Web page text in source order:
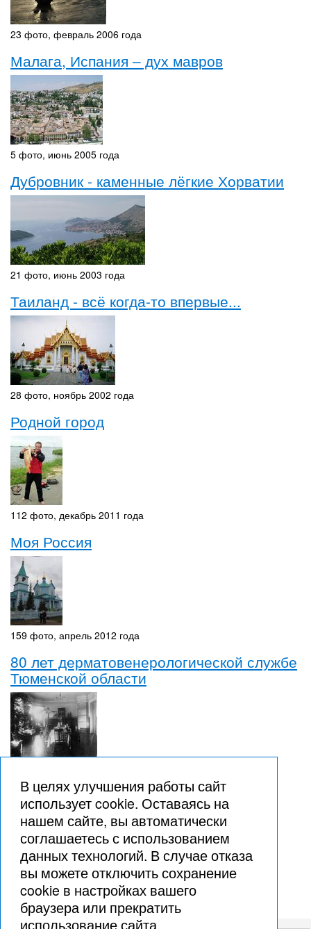
23 фото, февраль 2006 года
Малага, Испания – дух мавров
5 фото, июнь 2005 года
Дубровник - каменные лёгкие Хорватии
21 фото, июнь 2003 года
Таиланд - всё когда-то впервые...
28 фото, ноябрь 2002 года
Родной город
112 фото, декабрь 2011 года
Моя Россия
159 фото, апрель 2012 года
80 лет дерматовенерологической службе
Тюменской области
Ни дня без стёжки!
45 фото, август 2023 года
В целях улучшения работы сайт
использует cookie. Оставаясь на
нашем сайте, вы автоматически
соглашаетесь с использованием
данных технологий. В случае отказа
вы можете отключить сохранение
cookie в настройках вашего
браузера или прекратить
использование сайта.